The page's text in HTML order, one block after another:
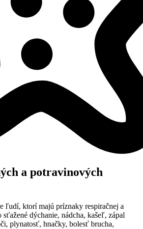
a potravinových
ľudí, ktorí majú príznaky respiračnej a
dýchanie, nádcha, kašeľ, zápal
plynatosť, hnačky, bolesť brucha,